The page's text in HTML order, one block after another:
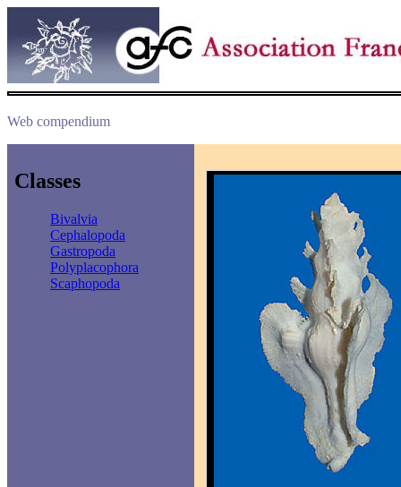
Web compendium
Classes
Bivalvia
Cephalopoda
Gastropoda
Polyplacophora
Scaphopoda